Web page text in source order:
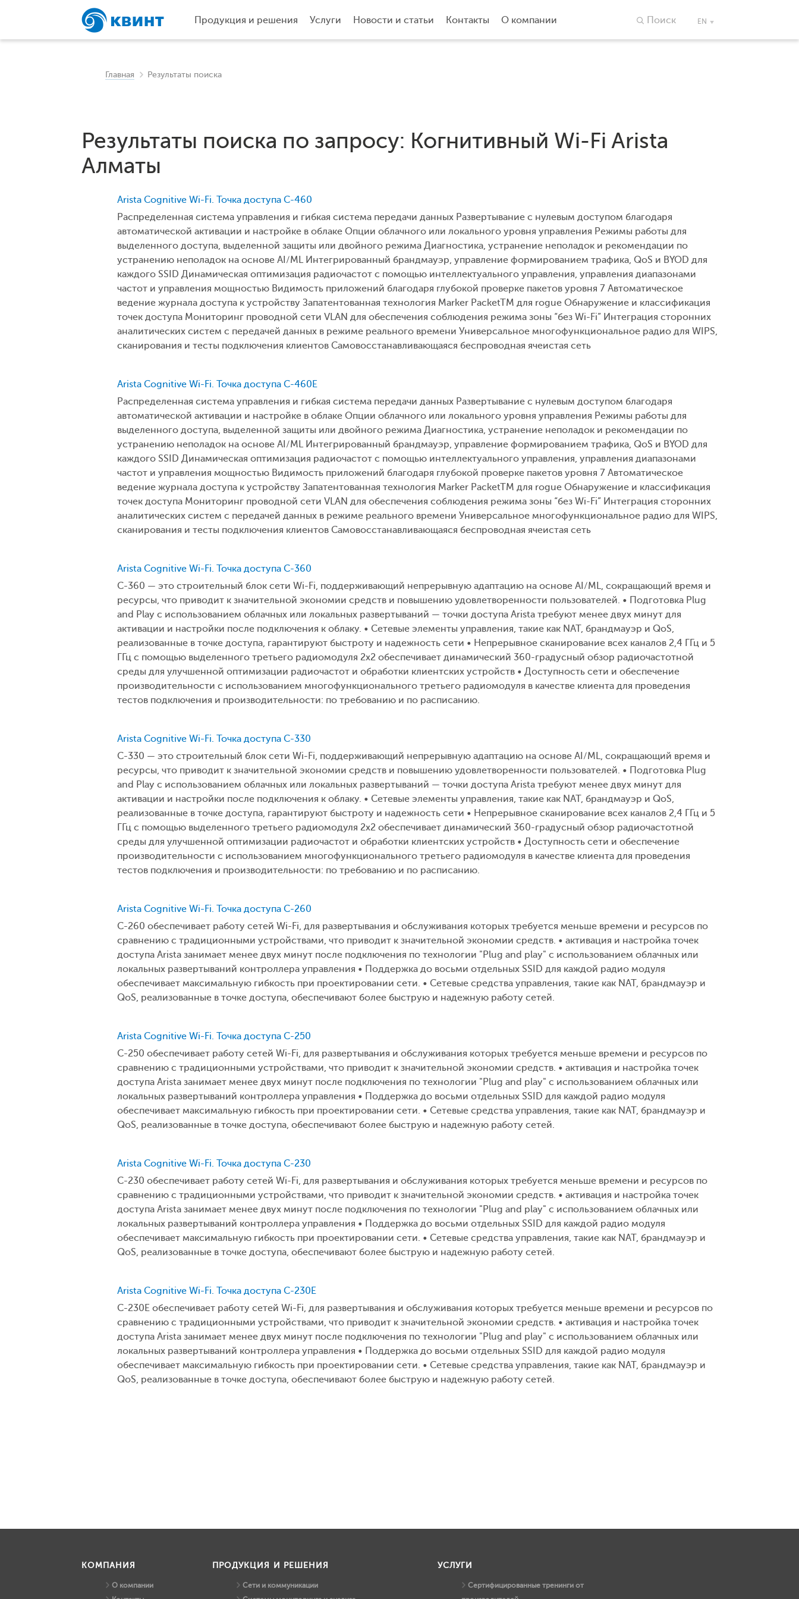
Продукция и решения Услуги Новости и статьи Контакты О компании EN
Поиск
Главная Результаты поиска
Результаты поиска по запросу: Когнитивный Wi-Fi Arista
Алматы
Arista Cognitive Wi-Fi. Точка доступа C-460
Распределенная система управления и гибкая система передачи данных Развертывание с нулевым доступом благодаря
автоматической активации и настройке в облаке Опции облачного или локального уровня управления Режимы работы для
выделенного доступа, выделенной защиты или двойного режима Диагностика, устранение неполадок и рекомендации по
устранению неполадок на основе AI/ML Интегрированный брандмауэр, управление формированием трафика, QoS и BYOD для
каждого SSID Динамическая оптимизация радиочастот с помощью интеллектуального управления, управления диапазонами
частот и управления мощностью Видимость приложений благодаря глубокой проверке пакетов уровня 7 Автоматическое
ведение журнала доступа к устройству Запатентованная технология Marker PacketTM для rogue Обнаружение и классификация
точек доступа Мониторинг проводной сети VLAN для обеспечения соблюдения режима зоны “без Wi-Fi” Интеграция сторонних
аналитических систем с передачей данных в режиме реального времени Универсальное многофункциональное радио для WIPS,
сканирования и тесты подключения клиентов Самовосстанавливающаяся беспроводная ячеистая сеть
Arista Cognitive Wi-Fi. Точка доступа C-460E
Распределенная система управления и гибкая система передачи данных Развертывание с нулевым доступом благодаря
автоматической активации и настройке в облаке Опции облачного или локального уровня управления Режимы работы для
выделенного доступа, выделенной защиты или двойного режима Диагностика, устранение неполадок и рекомендации по
устранению неполадок на основе AI/ML Интегрированный брандмауэр, управление формированием трафика, QoS и BYOD для
каждого SSID Динамическая оптимизация радиочастот с помощью интеллектуального управления, управления диапазонами
частот и управления мощностью Видимость приложений благодаря глубокой проверке пакетов уровня 7 Автоматическое
ведение журнала доступа к устройству Запатентованная технология Marker PacketTM для rogue Обнаружение и классификация
точек доступа Мониторинг проводной сети VLAN для обеспечения соблюдения режима зоны “без Wi-Fi” Интеграция сторонних
аналитических систем с передачей данных в режиме реального времени Универсальное многофункциональное радио для WIPS,
сканирования и тесты подключения клиентов Самовосстанавливающаяся беспроводная ячеистая сеть
Arista Cognitive Wi-Fi. Точка доступа C-360
C-360 — это строительный блок сети Wi-Fi, поддерживающий непрерывную адаптацию на основе AI/ML, сокращающий время и
ресурсы, что приводит к значительной экономии средств и повышению удовлетворенности пользователей. • Подготовка Plug
and Play с использованием облачных или локальных развертываний — точки доступа Arista требуют менее двух минут для
активации и настройки после подключения к облаку. • Сетевые элементы управления, такие как NAT, брандмауэр и QoS,
реализованные в точке доступа, гарантируют быстроту и надежность сети • Непрерывное сканирование всех каналов 2,4 ГГц и 5
ГГц с помощью выделенного третьего радиомодуля 2x2 обеспечивает динамический 360-градусный обзор радиочастотной
среды для улучшенной оптимизации радиочастот и обработки клиентских устройств • Доступность сети и обеспечение
производительности с использованием многофункционального третьего радиомодуля в качестве клиента для проведения
тестов подключения и производительности: по требованию и по расписанию.
Arista Cognitive Wi-Fi. Точка доступа C-330
C-330 — это строительный блок сети Wi-Fi, поддерживающий непрерывную адаптацию на основе AI/ML, сокращающий время и
ресурсы, что приводит к значительной экономии средств и повышению удовлетворенности пользователей. • Подготовка Plug
and Play с использованием облачных или локальных развертываний — точки доступа Arista требуют менее двух минут для
активации и настройки после подключения к облаку. • Сетевые элементы управления, такие как NAT, брандмауэр и QoS,
реализованные в точке доступа, гарантируют быстроту и надежность сети • Непрерывное сканирование всех каналов 2,4 ГГц и 5
ГГц с помощью выделенного третьего радиомодуля 2x2 обеспечивает динамический 360-градусный обзор радиочастотной
среды для улучшенной оптимизации радиочастот и обработки клиентских устройств • Доступность сети и обеспечение
производительности с использованием многофункционального третьего радиомодуля в качестве клиента для проведения
тестов подключения и производительности: по требованию и по расписанию.
Arista Cognitive Wi-Fi. Точка доступа C-260
C-260 обеспечивает работу сетей Wi-Fi, для развертывания и обслуживания которых требуется меньше времени и ресурсов по
сравнению с традиционными устройствами, что приводит к значительной экономии средств. • активация и настройка точек
доступа Arista занимает менее двух минут после подключения по технологии "Plug and play" с использованием облачных или
локальных развертываний контроллера управления • Поддержка до восьми отдельных SSID для каждой радио модуля
обеспечивает максимальную гибкость при проектировании сети. • Сетевые средства управления, такие как NAT, брандмауэр и
QoS, реализованные в точке доступа, обеспечивают более быструю и надежную работу сетей.
Arista Cognitive Wi-Fi. Точка доступа C-250
C-250 обеспечивает работу сетей Wi-Fi, для развертывания и обслуживания которых требуется меньше времени и ресурсов по
сравнению с традиционными устройствами, что приводит к значительной экономии средств. • активация и настройка точек
доступа Arista занимает менее двух минут после подключения по технологии "Plug and play" с использованием облачных или
локальных развертываний контроллера управления • Поддержка до восьми отдельных SSID для каждой радио модуля
обеспечивает максимальную гибкость при проектировании сети. • Сетевые средства управления, такие как NAT, брандмауэр и
QoS, реализованные в точке доступа, обеспечивают более быструю и надежную работу сетей.
Arista Cognitive Wi-Fi. Точка доступа C-230
C-230 обеспечивает работу сетей Wi-Fi, для развертывания и обслуживания которых требуется меньше времени и ресурсов по
сравнению с традиционными устройствами, что приводит к значительной экономии средств. • активация и настройка точек
доступа Arista занимает менее двух минут после подключения по технологии "Plug and play" с использованием облачных или
локальных развертываний контроллера управления • Поддержка до восьми отдельных SSID для каждой радио модуля
обеспечивает максимальную гибкость при проектировании сети. • Сетевые средства управления, такие как NAT, брандмауэр и
QoS, реализованные в точке доступа, обеспечивают более быструю и надежную работу сетей.
Arista Cognitive Wi-Fi. Точка доступа C-230E
C-230E обеспечивает работу сетей Wi-Fi, для развертывания и обслуживания которых требуется меньше времени и ресурсов по
сравнению с традиционными устройствами, что приводит к значительной экономии средств. • активация и настройка точек
доступа Arista занимает менее двух минут после подключения по технологии "Plug and play" с использованием облачных или
локальных развертываний контроллера управления • Поддержка до восьми отдельных SSID для каждой радио модуля
обеспечивает максимальную гибкость при проектировании сети. • Сетевые средства управления, такие как NAT, брандмауэр и
QoS, реализованные в точке доступа, обеспечивают более быструю и надежную работу сетей.
КОМПАНИЯ
О компании
ПРОДУКЦИЯ И РЕШЕНИЯ
Сети и коммуникации
УСЛУГИ
Сертифицированные тренинги от